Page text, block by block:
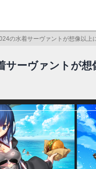
の水着サーヴァントが想像以
サーヴァントが